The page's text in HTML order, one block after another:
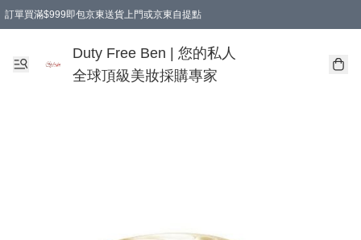
訂單買滿$999即包京東送貨上門或京東自提點
Duty Free Ben | 您的私人
全球頂級美妝採購專家